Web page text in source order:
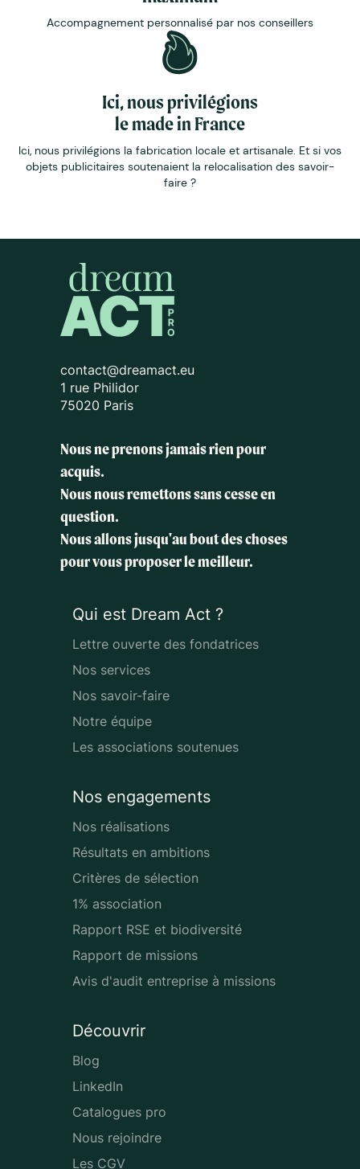
Accompagnement personnalisé par nos conseillers
Ici, nous privilégions
le made in France
Ici, nous privilégions la fabrication locale et artisanale. Et si vos
objets publicitaires soutenaient la relocalisation des savoir-
faire ?
contact@dreamact.eu
1 rue Philidor
75020 Paris
Nous ne prenons jamais rien pour
acquis.
Nous nous remettons sans cesse en
question.
Nous allons jusqu'au bout des choses
pour vous proposer le meilleur.
Qui est Dream Act ?
Lettre ouverte des fondatrices
Nos services
Nos savoir-faire
Notre équipe
Les associations soutenues
Nos engagements
Nos réalisations
Résultats en ambitions
Critères de sélection
1% association
Rapport RSE et biodiversité
Rapport de missions
Avis d'audit entreprise à missions
Découvrir
Blog
LinkedIn
Catalogues pro
Nous rejoindre
Les CGV